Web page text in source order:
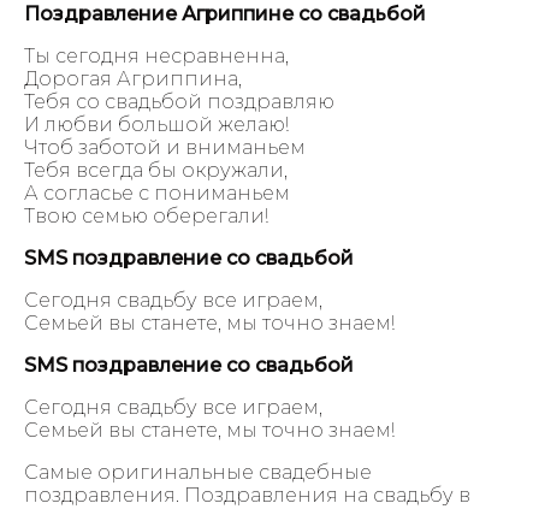
Поздравление Агриппине со свадьбой
Ты сегодня несравненна,
Дорогая Агриппина,
Тебя со свадьбой поздравляю
И любви большой желаю!
Чтоб заботой и вниманьем
Тебя всегда бы окружали,
А согласье с пониманьем
Твою семью оберегали!
SMS поздравление со свадьбой
Сегодня свадьбу все играем,
Семьей вы станете, мы точно знаем!
SMS поздравление со свадьбой
Сегодня свадьбу все играем,
Семьей вы станете, мы точно знаем!
Самые оригинальные свадебные
поздравления. Поздравления на свадьбу в